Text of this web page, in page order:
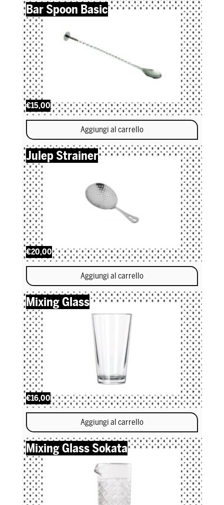
Bar Spoon Basic
€15,00
Aggiungi al carrello
Julep Strainer
€20,00
Aggiungi al carrello
Mixing Glass
€16,00
Aggiungi al carrello
Mixing Glass Sokata